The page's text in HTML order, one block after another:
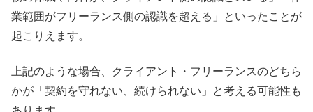
業範囲がフリーランス側の認識を超える」といったことが
起こりえます。
上記のような場合、クライアント・フリーランスのどちら
かが「契約を守れない、続けられない」と考える可能性も